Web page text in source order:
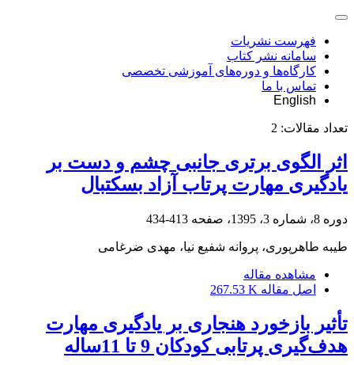
فهرست نشریات
سامانه نشر کتاب
کارگاه‌ها و دوره‌های آموزشی تخصصی
تماس با ما
English
تعداد مقالات: 2
اثر الگوی برتری جانبی چشم و دست بر
یادگیری مهارت پرتاب آزاد بسکتبال
دوره 8، شماره 3، 1395، صفحه 413-434
طیبه طاهرپوری، پروانه شفیع نیا، مهدی ضرغامی
مشاهده مقاله
اصل مقاله 267.53 K
تأثیر بازخورد هنجاری بر یادگیری مهارت
هدف‌گیری پرتابی کودکان 9 تا 11ساله